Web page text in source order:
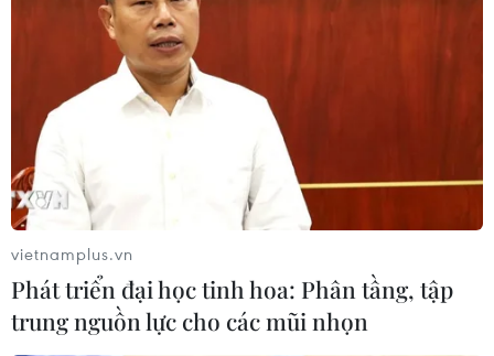
vietnamplus.vn
Phát triển đại học tinh hoa: Phân tầng, tập
trung nguồn lực cho các mũi nhọn